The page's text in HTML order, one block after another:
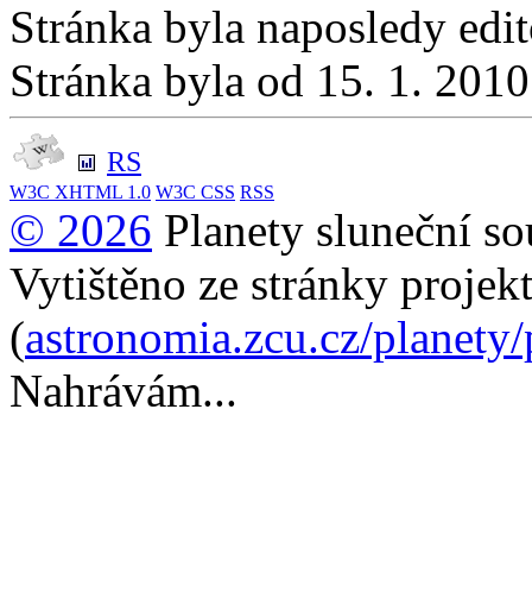
Stránka byla naposledy
Stránka byla od 15. 1.
RS
W3C XHTML 1.0 W3C CSS RSS
© 2026 Planety sluneční
Vytištěno ze stránky
(astronomia.zcu.cz/
Nahrávám...